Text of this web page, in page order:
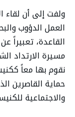
ولفت إلى أن لقاء
العمل الدؤوب
القاعدة، تعبيراً
مسيرة الارتداد
نقوم بها معاً
حماية القاصرين
والاجتماعية